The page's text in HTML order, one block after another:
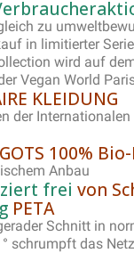
zu
in limitierter
wird auf
Vegan World
KLEIDUNG
der Internationalen
GOTS 100%
Anbau
frei von
PETA
Schnitt in
schrumpft das